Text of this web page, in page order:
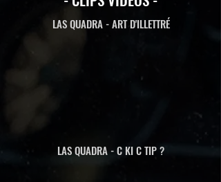
LAS QUADRA - ART D'ILLETTRÉ
LAS QUADRA - C KI C TIP ?